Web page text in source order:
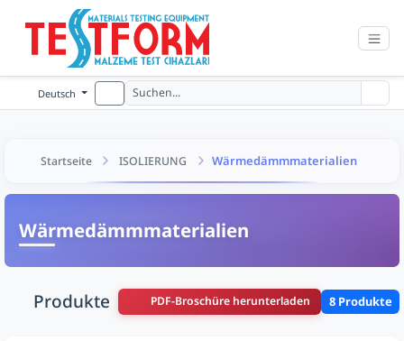
Deutsch
Startseite ISOLIERUNG Wärmedämmmaterialien
Wärmedämmmaterialien
Produkte PDF-Broschüre herunterladen 8 Produkte